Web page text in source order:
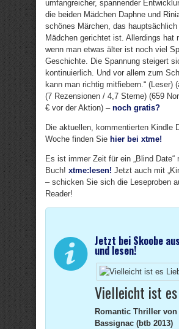
umfangreicher, spannender
die beiden Mädchen Daphne und
schönes Märchen, das hauptsächlich
Mädchen gerichtet ist. Allerdings hat
wenn man etwas älter ist noch viel
Geschichte. Die Spannung steigert
kontinuierlich. Und vor allem zum
kann man richtig mitfiebern.“ (Leser)
(7 Rezensionen / 4,7 Sterne) (659
€ vor der Aktion) – noch gratis?
Die aktuellen, kommentierten Kindle
Woche finden Sie hier bei xtme!
Es ist immer Zeit für ein „Blind Date“
Buch! xtme:lesen! Jetzt auch mit
– schicken Sie sich die Leseproben
Reader!
Jetzt bei Skoobe
und lesen!
Vielleicht ist
Romantic Thriller
Bassignac (btb 2013)